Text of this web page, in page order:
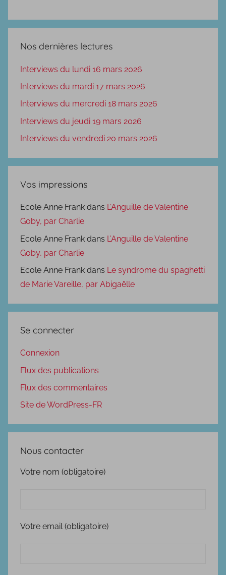
Nos dernières lectures
Interviews du lundi 16 mars 2026
Interviews du mardi 17 mars 2026
Interviews du mercredi 18 mars 2026
Interviews du jeudi 19 mars 2026
Interviews du vendredi 20 mars 2026
Vos impressions
Ecole Anne Frank dans L’Anguille de Valentine
Goby, par Charlie
Ecole Anne Frank dans L’Anguille de Valentine
Goby, par Charlie
Ecole Anne Frank dans Le syndrome du spaghetti
de Marie Vareille, par Abigaëlle
Se connecter
Connexion
Flux des publications
Flux des commentaires
Site de WordPress-FR
Nous contacter
Votre nom (obligatoire)
Votre email (obligatoire)